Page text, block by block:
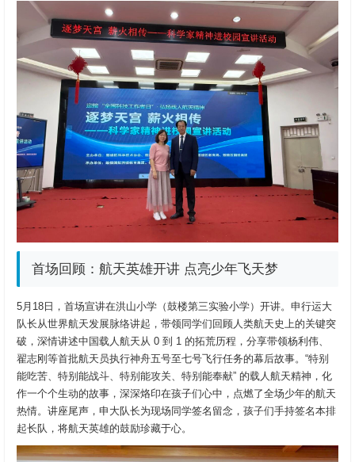
首场回顾：航天英雄开讲 点亮少年飞天梦
5月18日，首场宣讲在洪山小学（鼓楼第三实验小学）开讲。申行运大
队长从世界航天发展脉络讲起，带领同学们回顾人类航天史上的关键突
破，深情讲述中国载人航天从 0 到 1 的拓荒历程，分享带领杨利伟、
翟志刚等首批航天员执行神舟五号至七号飞行任务的幕后故事。“特别
能吃苦、特别能战斗、特别能攻关、特别能奉献” 的载人航天精神，化
作一个个生动的故事，深深烙印在孩子们心中，点燃了全场少年的航天
热情。讲座尾声，申大队长为现场同学签名留念，孩子们手持签名本排
起长队，将航天英雄的鼓励珍藏于心。